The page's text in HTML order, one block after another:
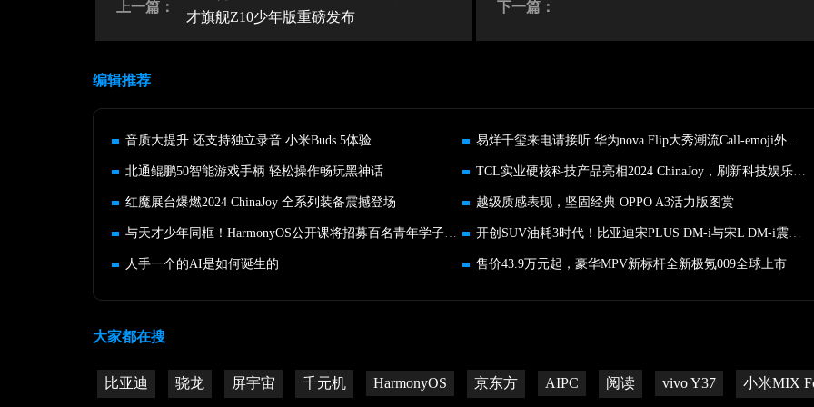
上一篇：
才旗舰Z10少年版重磅发布
下一篇：
编辑推荐
音质大提升 还支持独立录音 小米Buds 5体验 易烊千玺来电请接听 华为nova Flip大秀潮流Call-emoji外屏动效
北通鲲鹏50智能游戏手柄 轻松操作畅玩黑神话 TCL实业硬核科技产品亮相2024 ChinaJoy，刷新科技娱乐新体验
红魔展台爆燃2024 ChinaJoy 全系列装备震撼登场 越级质感表现，坚固经典 OPPO A3活力版图赏
与天才少年同框！HarmonyOS公开课将招募百名青年学子走进华为 开创SUV油耗3时代！比亚迪宋PLUS DM-i与宋L DM-i震撼上市
人手一个的AI是如何诞生的 售价43.9万元起，豪华MPV新标杆全新极氪009全球上市
大家都在搜
比亚迪 骁龙 屏宇宙 千元机 HarmonyOS 京东方 AIPC 阅读 vivo Y37 小米MIX